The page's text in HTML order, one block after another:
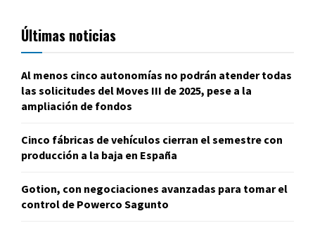
Últimas noticias
Al menos cinco autonomías no podrán atender todas
las solicitudes del Moves III de 2025, pese a la
ampliación de fondos
Cinco fábricas de vehículos cierran el semestre con
producción a la baja en España
Gotion, con negociaciones avanzadas para tomar el
control de Powerco Sagunto